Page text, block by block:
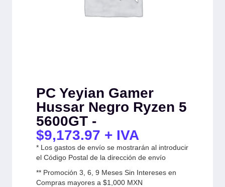
PC Yeyian Gamer
Hussar Negro Ryzen 5
5600GT -
$9,173.97 + IVA
* Los gastos de envío se mostrarán al introducir
el Código Postal de la dirección de envío
** Promoción 3, 6, 9 Meses Sin Intereses en
Compras mayores a $1,000 MXN